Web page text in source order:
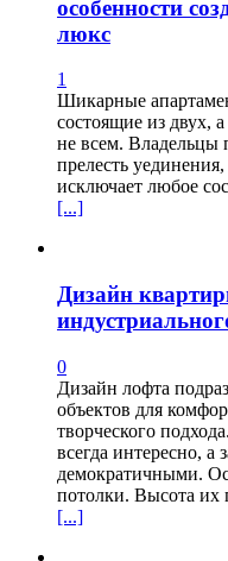
особенности
люкс
1
Шикарные
состоящие из двух,
не всем. Владельцы
прелесть
исключает любое
[...]
Дизайн
0
Дизайн лофта
объектов для
творческого
всегда интересно, а
демократичными.
потолки. Высота их
[...]